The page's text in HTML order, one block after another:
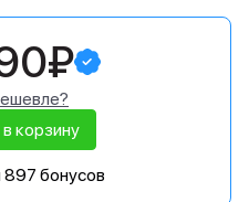
корзину
бонусов